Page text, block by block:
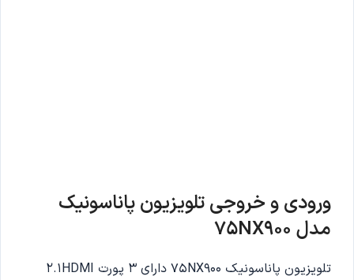
ورودی و خروجی تلویزیون پاناسونیک
مدل 75NX900
تلویزیون پاناسونیک 75NX900 دارای 3 پورت 2.1HDMI